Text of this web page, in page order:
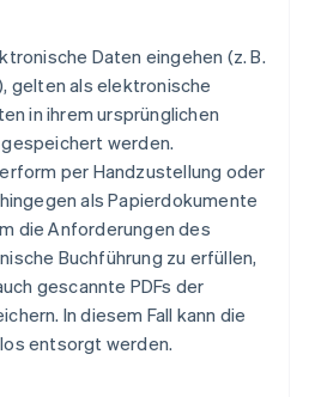
Daten eingehen (z. B.
gelten als elektronische
in ihrem ursprünglichen
werden.
per Handzustellung oder
als Papierdokumente
die Anforderungen des
Buchführung zu erfüllen,
gescannte PDFs der
In diesem Fall kann die
entsorgt werden.